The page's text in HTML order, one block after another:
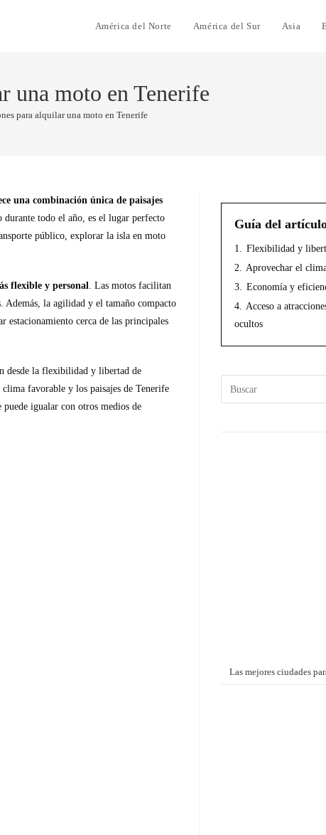
América del Norte América del Sur Asia
una moto en Tenerife
para alquilar una moto en Tenerife
una combinación única de paisajes
todo el año, es el lugar perfecto
público, explorar la isla en moto
flexible y personal. Las motos facilitan
Además, la agilidad y el tamaño compacto
estacionamiento cerca de las principales
desde la flexibilidad y libertad de
favorable y los paisajes de Tenerife
igualar con otros medios de
Guía del
1.
Flexibilidad y
2.
Aprovechar el
3.
Economía y
4.
Acceso a
ocultos
Las mejores ciudades